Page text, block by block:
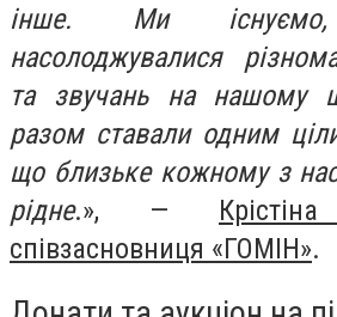
інше. Ми
насолоджувалися
та звучань на нашому
разом ставали одним
що близьке кожному з
рідне.», —
співзасновниця «ГОМІН».